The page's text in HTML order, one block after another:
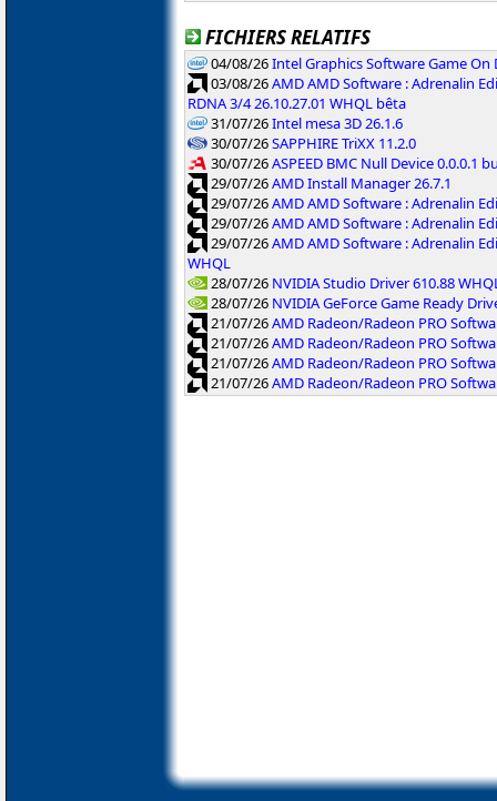
FICHIERS RELATIFS
04/08/26Intel Graphics Software Game On
03/08/26AMD AMD Software : Adrenalin
RDNA 3/4 26.10.27.01 WHQL bêta
31/07/26Intel mesa 3D 26.1.6
30/07/26SAPPHIRE TriXX 11.2.0
30/07/26ASPEED BMC Null Device 0.0.0.1
29/07/26AMD Install Manager 26.7.1
29/07/26AMD AMD Software : Adrenalin
29/07/26AMD AMD Software : Adrenalin
29/07/26AMD AMD Software : Adrenalin
WHQL
28/07/26 NVIDIA Studio Driver 610.88
28/07/26 NVIDIA GeForce Game Ready
21/07/26AMD Radeon/Radeon PRO
21/07/26AMD Radeon/Radeon PRO
21/07/26AMD Radeon/Radeon PRO
21/07/26AMD Radeon/Radeon PRO